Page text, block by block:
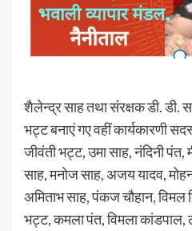
शैलेन्द्र साह तथा संरक्षक डी. डी.
भट्ट बनाएं गए वहीं कार्यकारणी
जीवंती भट्ट, उमा साह, नंदिनी पंत,
साह, मनोज साह, अजय यादव,
अमिताभ साह, पंकज चौहान, विमल
भट्ट, कमला पंत, विमला